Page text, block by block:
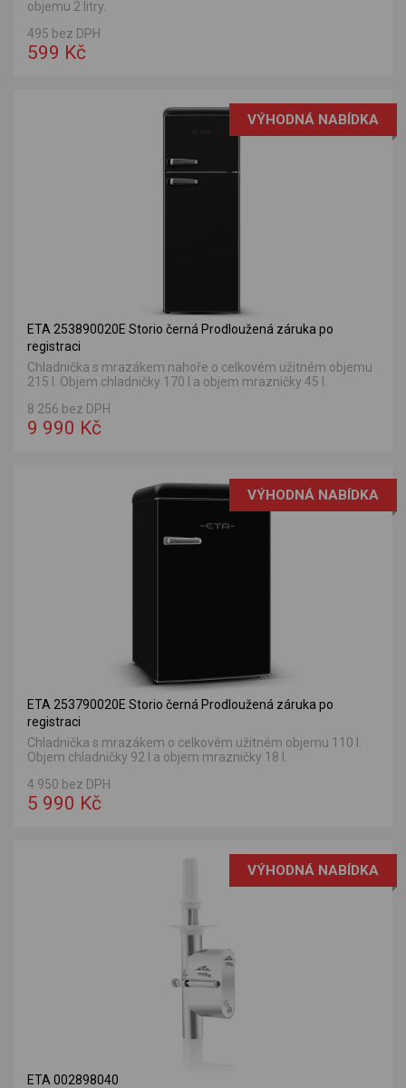
objemu 2 litry.
495 bez DPH
599 Kč
VÝHODNÁ NABÍDKA
ETA 253890020E Storio černá Prodloužená záruka po
registraci
Chladnička s mrazákem nahoře o celkovém užitném objemu
215 l. Objem chladničky 170 l a objem mrazničky 45 l.
8 256 bez DPH
9 990 Kč
VÝHODNÁ NABÍDKA
ETA 253790020E Storio černá Prodloužená záruka po
registraci
Chladnička s mrazákem o celkovém užitném objemu 110 l.
Objem chladničky 92 l a objem mrazničky 18 l.
4 950 bez DPH
5 990 Kč
VÝHODNÁ NABÍDKA
ETA 002898040